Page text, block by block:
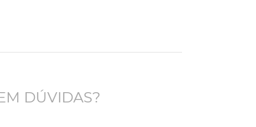
DÚVIDAS?